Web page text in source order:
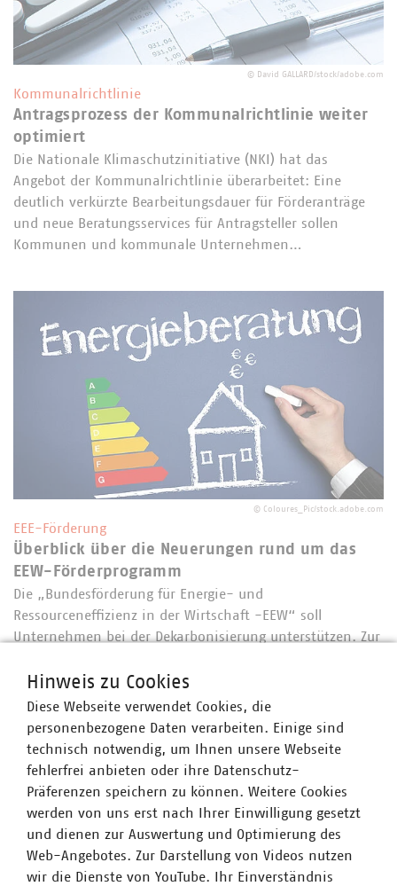
© David GALLARD/stock/adobe.com
Kommunalrichtlinie
Antragsprozess der Kommunalrichtlinie weiter
optimiert
Die Nationale Klimaschutzinitiative (NKI) hat das
Angebot der Kommunalrichtlinie überarbeitet: Eine
deutlich verkürzte Bearbeitungsdauer für Förderanträge
und neue Beratungsservices für Antragsteller sollen
Kommunen und kommunale Unternehmen…
© Coloures_Pic/stock.adobe.com
EEE-Förderung
Überblick über die Neuerungen rund um das
EEW-Förderprogramm
Die „Bundesförderung für Energie- und
Ressourceneffizienz in der Wirtschaft -EEW“ soll
Unternehmen bei der Dekarbonisierung unterstützen. Zur
systematische Förderprüfung, implementiert. In 2026
soll…
Hinweis zu Cookies
Diese Webseite verwendet Cookies, die
personenbezogene Daten verarbeiten. Einige sind
technisch notwendig, um Ihnen unsere Webseite
fehlerfrei anbieten oder ihre Datenschutz-
Präferenzen speichern zu können. Weitere Cookies
werden von uns erst nach Ihrer Einwilligung gesetzt
und dienen zur Auswertung und Optimierung des
Web-Angebotes. Zur Darstellung von Videos nutzen
wir die Dienste von YouTube. Ihr Einverständnis